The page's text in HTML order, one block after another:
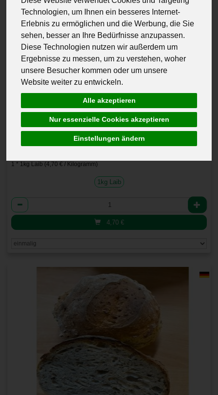
Technologien, um Ihnen ein besseres Internet-
Erlebnis zu ermöglichen und die Werbung, die Sie
sehen, besser an Ihre Bedürfnisse anzupassen.
Diese Technologien nutzen wir außerdem um
Ergebnisse zu messen, um zu verstehen, woher
unsere Besucher kommen oder um unsere
Website weiter zu entwickeln.
Alle akzeptieren
Nur essenzielle Cookies akzeptieren
Einstellungen ändern
Backwaren Ehinger Schienen
*
1 * 1kg Laib (4,70 € / Kilogramm)
1kg Laib
Anzahl
4,70 €